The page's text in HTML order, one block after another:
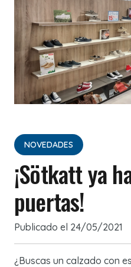
NOVEDADES
¡Sötkatt ya
puertas!
Publicado el 24/05/2021
¿Buscas un calzado con